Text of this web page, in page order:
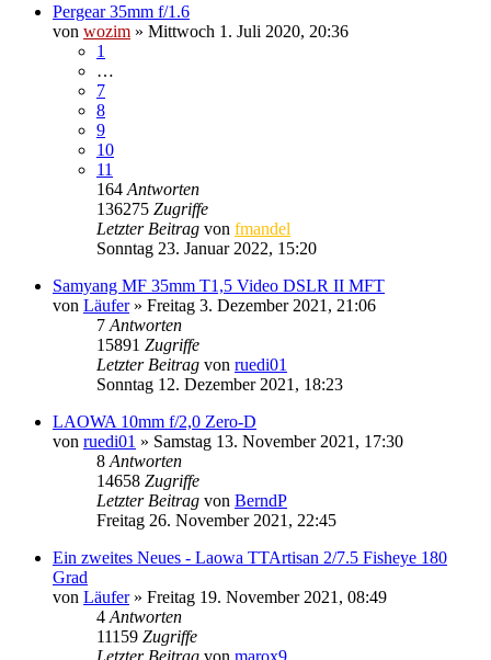
Pergear 35mm f/1.6
von wozim » Mittwoch 1. Juli 2020, 20:36
1
…
7
8
9
10
11
164 Antworten
136275 Zugriffe
Letzter Beitrag von fmandel
Sonntag 23. Januar 2022, 15:20
Samyang MF 35mm T1,5 Video DSLR II MFT
von Läufer» Freitag 3. Dezember 2021, 21:06
7 Antworten
15891 Zugriffe
Letzter Beitrag von ruedi01
Sonntag 12. Dezember 2021, 18:23
LAOWA 10mm f/2,0 Zero-D
von ruedi01 » Samstag 13. November 2021, 17:30
8 Antworten
14658 Zugriffe
Letzter Beitrag von BerndP
Freitag 26. November 2021, 22:45
Ein zweites Neues - Laowa TTArtisan 2/7.5 Fisheye 180
Grad
von Läufer» Freitag 19. November 2021, 08:49
4 Antworten
11159 Zugriffe
Letzter Beitrag von marox9